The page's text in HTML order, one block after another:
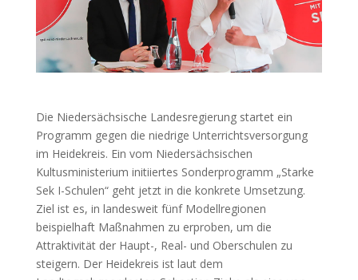
Die Niedersächsische Landesregierung startet ein
Programm gegen die niedrige Unterrichtsversorgung
im Heidekreis. Ein vom Niedersächsischen
Kultusministerium initiiertes Sonderprogramm „Starke
Sek I-Schulen“ geht jetzt in die konkrete Umsetzung.
Ziel ist es, in landesweit fünf Modellregionen
beispielhaft Maßnahmen zu erproben, um die
Attraktivität der Haupt-, Real- und Oberschulen zu
steigern. Der Heidekreis ist laut dem